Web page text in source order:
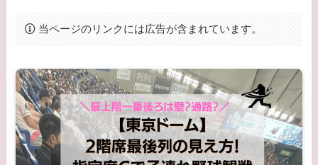
当ページのリンクには広告が含まれています。